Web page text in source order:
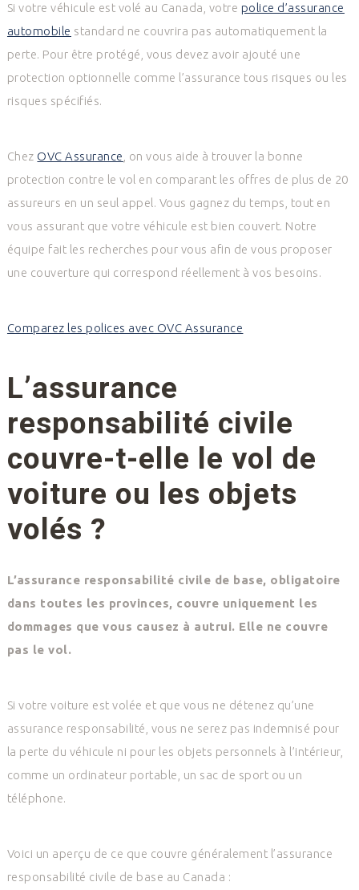
Si votre véhicule est volé au Canada, votre police d’assurance
automobile standard ne couvrira pas automatiquement la
perte. Pour être protégé, vous devez avoir ajouté une
protection optionnelle comme l’assurance tous risques ou les
risques spécifiés.
Chez OVC Assurance , on vous aide à trouver la bonne
protection contre le vol en comparant les offres de plus de 20
assureurs en un seul appel. Vous gagnez du temps, tout en
vous assurant que votre véhicule est bien couvert. Notre
équipe fait les recherches pour vous afin de vous proposer
une couverture qui correspond réellement à vos besoins.
Comparez les polices avec OVC Assurance
L’assurance
responsabilité civile
couvre-t-elle le vol de
voiture ou les objets
volés ?
L’assurance responsabilité civile de base, obligatoire
dans toutes les provinces, couvre uniquement les
dommages que vous causez à autrui. Elle ne couvre
pas le vol.
Si votre voiture est volée et que vous ne détenez qu’une
assurance responsabilité, vous ne serez pas indemnisé pour
la perte du véhicule ni pour les objets personnels à l’intérieur,
comme un ordinateur portable, un sac de sport ou un
téléphone.
Voici un aperçu de ce que couvre généralement l’assurance
responsabilité civile de base au Canada :